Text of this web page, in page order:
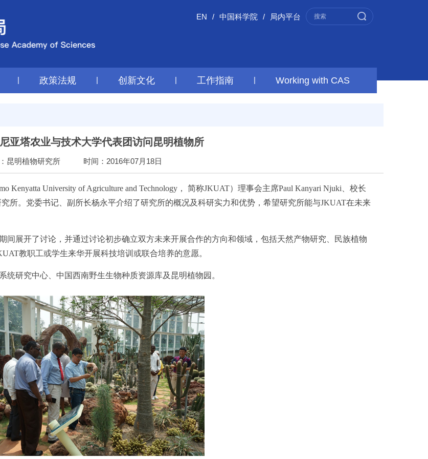
局内平台
/
中国科学院
/
EN
| 政策法规 | 创新文化 | 工作指南 | Working with CAS
亚塔农业与技术大学代表团访问昆明植物所
：昆明植物研究所 时间：2016年07月18日
University of Agriculture and Technology， 简称JKUAT）理事会主席Paul Kanyari Njuki、校长
所。党委书记、副所长杨永平介绍了研究所的概况及科研实力和优势，希望研究所能与JKUAT在未来
展开了讨论，并通过讨论初步确立双方未来开展合作的方向和领域，包括天然产物研究、民族植物
教职工或学生来华开展科技培训或联合培养的意愿。
研究中心、中国西南野生生物种质资源库及昆明植物园。